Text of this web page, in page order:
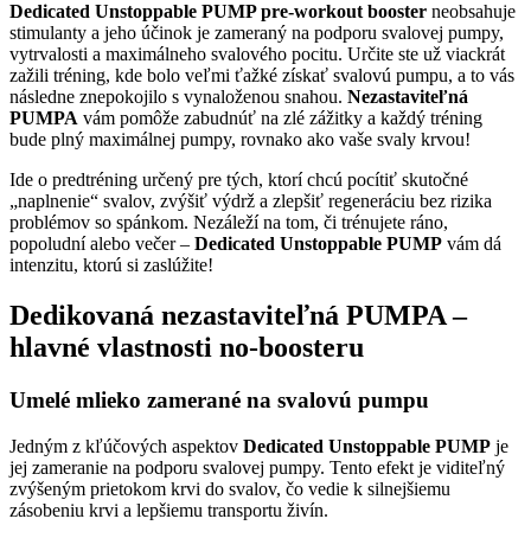
Dedicated Unstoppable PUMP pre-workout booster neobsahuje
stimulanty a jeho účinok je zameraný na podporu svalovej pumpy,
vytrvalosti a maximálneho svalového pocitu. Určite ste už viackrát
zažili tréning, kde bolo veľmi ťažké získať svalovú pumpu, a to vás
následne znepokojilo s vynaloženou snahou. Nezastaviteľná
PUMPA vám pomôže zabudnúť na zlé zážitky a každý tréning
bude plný maximálnej pumpy, rovnako ako vaše svaly krvou!
Ide o predtréning určený pre tých, ktorí chcú pocítiť skutočné
„naplnenie“ svalov, zvýšiť výdrž a zlepšiť regeneráciu bez rizika
problémov so spánkom. Nezáleží na tom, či trénujete ráno,
popoludní alebo večer – Dedicated Unstoppable PUMP vám dá
intenzitu, ktorú si zaslúžite!
Dedikovaná nezastaviteľná PUMPA –
hlavné vlastnosti no-boosteru
Umelé mlieko zamerané na svalovú pumpu
Jedným z kľúčových aspektov Dedicated Unstoppable PUMP je
jej zameranie na podporu svalovej pumpy. Tento efekt je viditeľný
zvýšeným prietokom krvi do svalov, čo vedie k silnejšiemu
zásobeniu krvi a lepšiemu transportu živín.